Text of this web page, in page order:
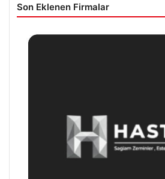
Son Eklenen Firmalar